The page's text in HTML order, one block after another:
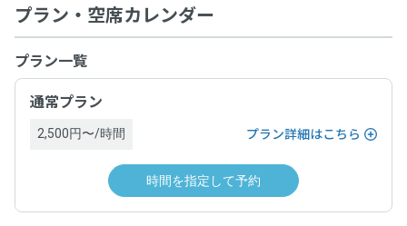
プラン・空席カレンダー
プラン一覧
通常プラン
2,500円〜/時間 プラン詳細はこちら
時間を指定して予約